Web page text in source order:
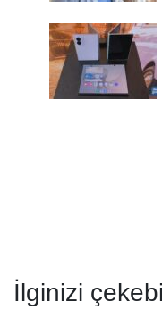
İlginizi